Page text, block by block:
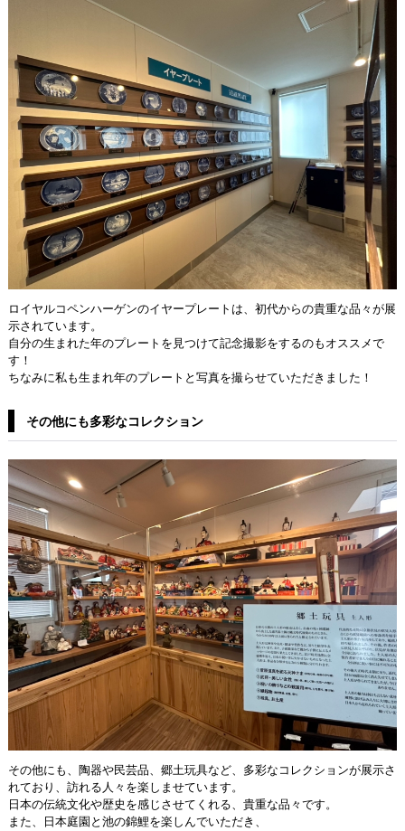
ロイヤルコペンハーゲンのイヤープレートは、初代からの貴重な品々が展
示されています。
自分の生まれた年のプレートを見つけて記念撮影をするのもオススメで
す！
ちなみに私も生まれ年のプレートと写真を撮らせていただきました！
その他にも多彩なコレクション
その他にも、陶器や民芸品、郷土玩具など、多彩なコレクションが展示さ
れており、訪れる人々を楽しませています。
日本の伝統文化や歴史を感じさせてくれる、貴重な品々です。
また、日本庭園と池の錦鯉を楽しんでいただき、